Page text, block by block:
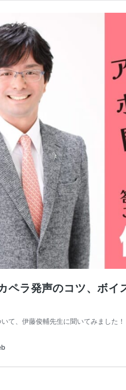
ペラ発声のコツ、ボ
て、伊藤俊輔先生に聞いてみました！